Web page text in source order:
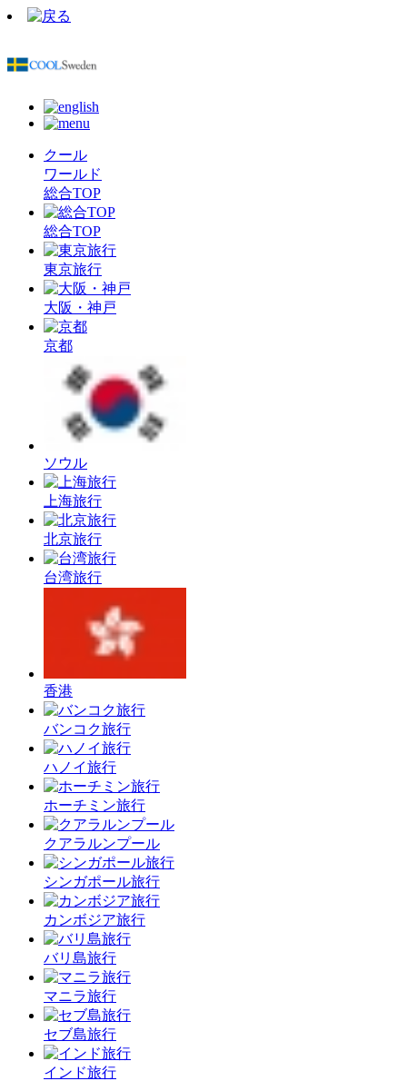
クール
ワールド
総合TOP
総合TOP
東京旅行
大阪・神戸
京都
ソウル
上海旅行
北京旅行
台湾旅行
香港
バンコク旅行
ハノイ旅行
ホーチミン旅行
クアラルンプール
シンガポール旅行
カンボジア旅行
バリ島旅行
マニラ旅行
セブ島旅行
インド旅行